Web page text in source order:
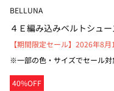
BELLUNA
４Ｅ編み込みベルトシュ
40%OFF
【期間限定セール】2026年8
※一部の色・サイズでセール